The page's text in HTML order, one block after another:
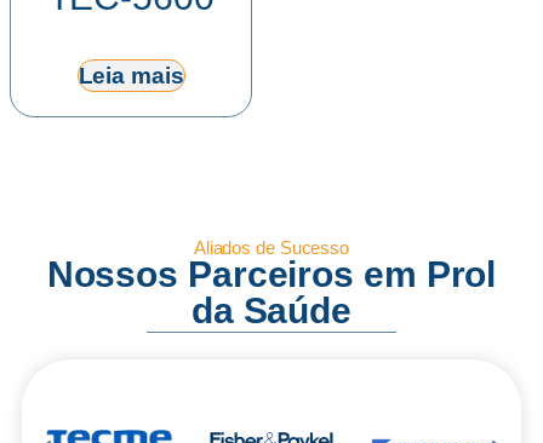
Leia mais
Aliados de Sucesso
Nossos Parceiros em Prol
da Saúde